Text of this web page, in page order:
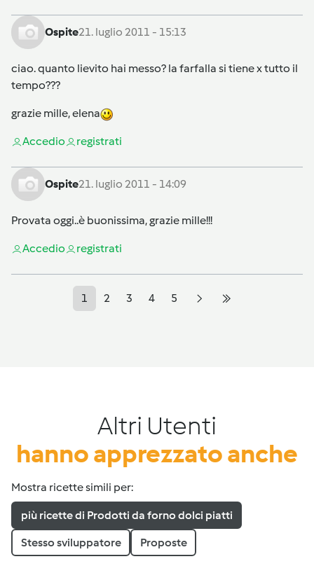
Ospite21. luglio 2011 - 15:13
ciao. quanto lievito hai messo? la farfalla si tiene x tutto il
tempo???
grazie mille, elena
Accedio registrati
Ospite21. luglio 2011 - 14:09
Provata oggi..è buonissima, grazie mille!!!
Accedio registrati
1 2 3 4 5
Altri Utenti
hanno apprezzato anche
Mostra ricette simili per:
più ricette di Prodotti da forno dolci piatti
Stesso sviluppatore Proposte